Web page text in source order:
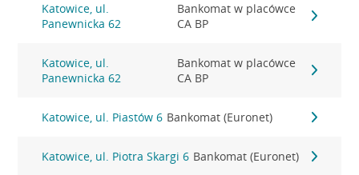
Katowice, ul.
Panewnicka 62
Bankomat w placówce
CA BP
Katowice, ul.
Panewnicka 62
Bankomat w placówce
CA BP
Katowice, ul. Piastów 6 Bankomat (Euronet)
Katowice, ul. Piotra Skargi 6 Bankomat (Euronet)